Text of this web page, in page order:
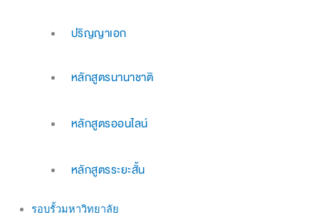
ปริญญาเอก
หลักสูตรนานาชาติ
หลักสูตรออนไลน์
หลักสูตรระยะสั้น
รอบรั้วมหาวิทยาลัย